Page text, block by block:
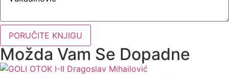
PORUČITE KNJIGU
Možda Vam Se Dopadne